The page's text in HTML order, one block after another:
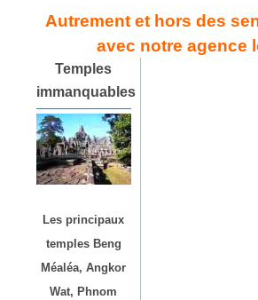
Autrement et hors des
avec notre agence
Temples
immanquables
Les principaux
temples Beng
Méaléa, Angkor
Wat, Phnom